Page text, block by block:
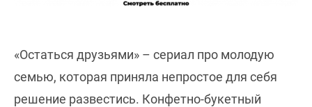
«Остаться друзьями» – сериал про молодую
семью, которая приняла непростое для себя
решение развестись. Конфетно-букетный